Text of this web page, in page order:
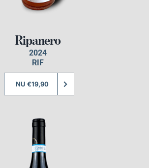
Ripanero
2024
RIF
NU €19,90